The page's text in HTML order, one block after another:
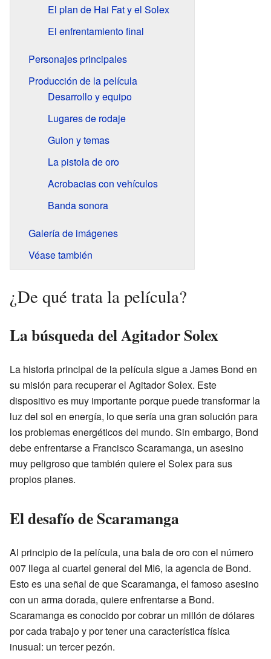
El plan de Hai Fat y el Solex
El enfrentamiento final
Personajes principales
Producción de la película
Desarrollo y equipo
Lugares de rodaje
Guion y temas
La pistola de oro
Acrobacias con vehículos
Banda sonora
Galería de imágenes
Véase también
¿De qué trata la película?
La búsqueda del Agitador Solex
La historia principal de la película sigue a James Bond en
su misión para recuperar el Agitador Solex. Este
dispositivo es muy importante porque puede transformar la
luz del sol en energía, lo que sería una gran solución para
los problemas energéticos del mundo. Sin embargo, Bond
debe enfrentarse a Francisco Scaramanga, un asesino
muy peligroso que también quiere el Solex para sus
propios planes.
El desafío de Scaramanga
Al principio de la película, una bala de oro con el número
007 llega al cuartel general del MI6, la agencia de Bond.
Esto es una señal de que Scaramanga, el famoso asesino
con un arma dorada, quiere enfrentarse a Bond.
Scaramanga es conocido por cobrar un millón de dólares
por cada trabajo y por tener una característica física
inusual: un tercer pezón.